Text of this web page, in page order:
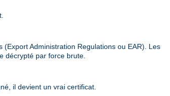
Administration Regulations ou EAR). Les
décrypté par force brute.
il devient un vrai certificat.